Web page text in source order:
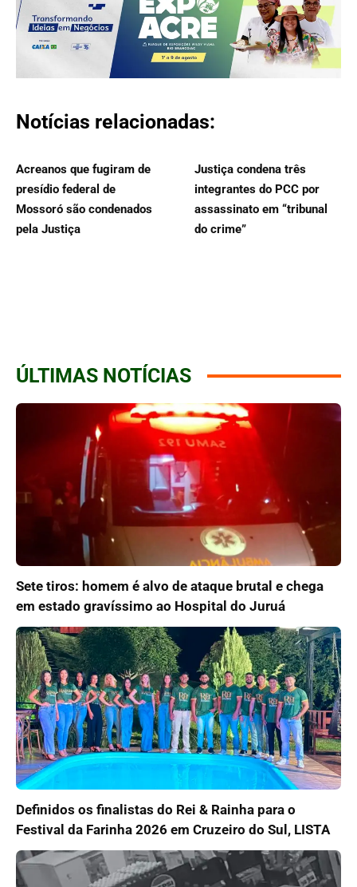
Notícias relacionadas:
Acreanos que fugiram de
presídio federal de
Mossoró são condenados
pela Justiça
Justiça condena três
integrantes do PCC por
assassinato em “tribunal
do crime”
ÚLTIMAS NOTÍCIAS
Sete tiros: homem é alvo de ataque brutal e chega
em estado gravíssimo ao Hospital do Juruá
Definidos os finalistas do Rei & Rainha para o
Festival da Farinha 2026 em Cruzeiro do Sul, LISTA